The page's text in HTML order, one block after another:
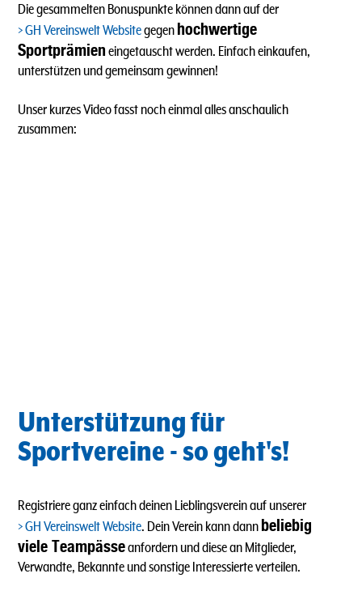
Die gesammelten Bonuspunkte können dann auf der
GH Vereinswelt Websitegegen hochwertige
Sportprämien eingetauscht werden. Einfach einkaufen,
unterstützen und gemeinsam gewinnen!
Unser kurzes Video fasst noch einmal alles anschaulich
zusammen:
Unterstützung für
Sportvereine - so geht's!
Registriere ganz einfach deinen Lieblingsverein auf unserer
GH Vereinswelt Website. Dein Verein kann dann beliebig
viele Teampässeanfordern und diese an Mitglieder,
Verwandte, Bekannte und sonstige Interessierte verteilen.